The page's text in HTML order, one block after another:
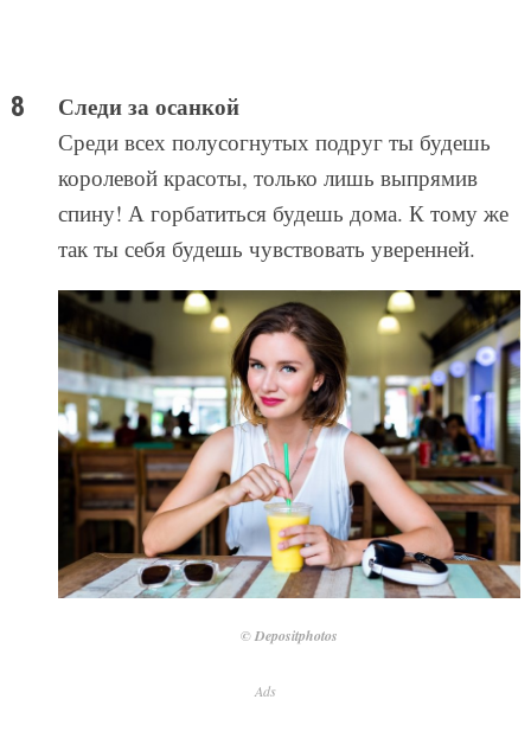
Следи за осанкой
Среди всех полусогнутых подруг ты будешь
королевой красоты, только лишь выпрямив
спину! А горбатиться будешь дома. К тому же
так ты себя будешь чувствовать уверенней.
© Depositphotos
Ads